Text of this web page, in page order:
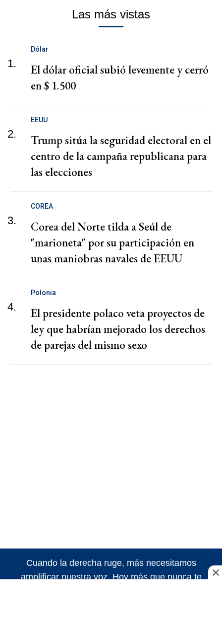
Las más vistas
1.
Dólar
El dólar oficial subió levemente y cerró
en $ 1.500
2.
EEUU
Trump sitúa la seguridad electoral en el
centro de la campaña republicana para
las elecciones
3.
COREA
Corea del Norte tilda a Seúl de
"marioneta" por su participación en
unas maniobras navales de EEUU
4.
Polonia
El presidente polaco veta proyectos de
ley que habrían mejorado los derechos
de parejas del mismo sexo
Cuando la derecha ruge, más necesitamos
amplificar nuestra voz. Hoy más que nunca te